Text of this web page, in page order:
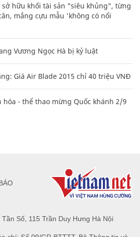
sở hữu khối tài sản "siêu khủng", từng
mắng cựu mẫu 'không có nổi
Vương Ngọc Hà bị kỷ luật
Giá Air Blade 2015 chỉ 40 triệu VNĐ
- thể thao mừng Quốc khánh 2/9
Số, 115 Trần Duy Hưng Hà Nội